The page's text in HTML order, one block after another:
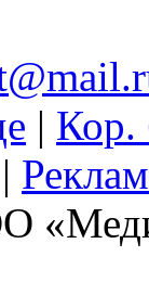
| Кор.
|